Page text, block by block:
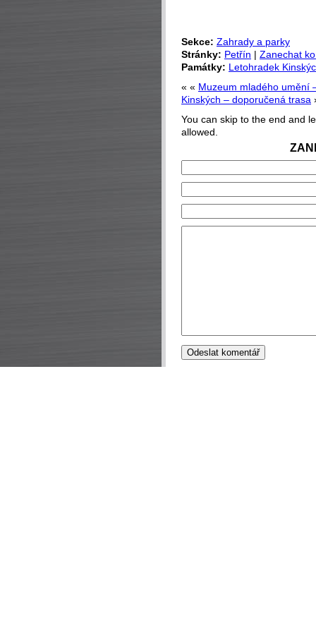
Sekce: Zahrady a parky
Stránky: Petřín | Zanechat
Památky: Letohradek
« « Muzeum mladého umění
Kinských – doporučená trasa
You can skip to the end and
allowed.